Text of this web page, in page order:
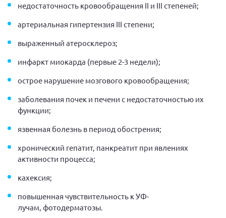
недостаточность кровообращения II и III степеней;
артериальная гипертензия III степени;
выраженный атеросклероз;
инфаркт миокарда (первые 2-3 недели);
острое нарушение мозгового кровообращения;
заболевания почек и печени с недостаточностью их
функции;
язвенная болезнь в период обострения;
хронический гепатит, панкреатит при явлениях
активности процесса;
кахексия;
повышенная чувствительность к УФ-
лучам, фотодерматозы.